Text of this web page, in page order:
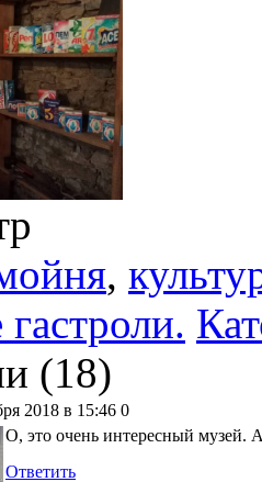
,
(18)
2018 в 15:46 0
О, это очень интересный музей.
Ответить